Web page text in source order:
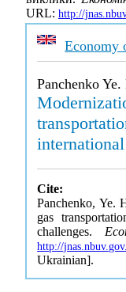
URL: http://
Economy
Panchenko Ye.
Cite:
Panchenko, Ye.
gas
challenges.
http://
Ukrainian].